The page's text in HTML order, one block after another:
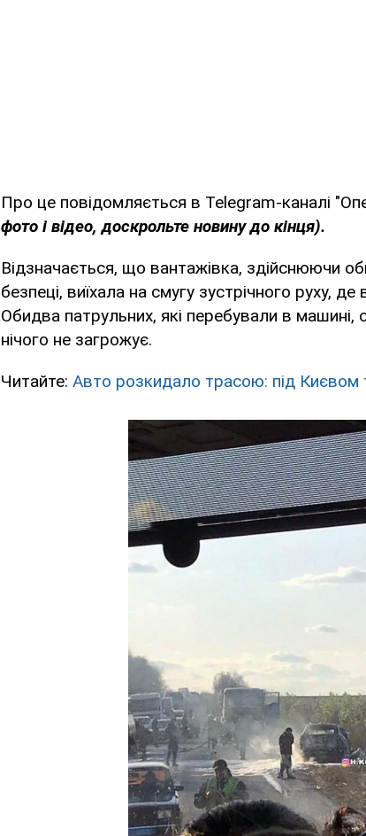
Про це повідомляється в Telegram-каналі
фото і відео, доскрольте новину до кінця).
Відзначається, що вантажівка, здійснюючи
безпеці, виїхала на смугу зустрічного руху,
Обидва патрульних, які перебували в
нічого не загрожує.
Читайте: Авто розкидало трасою: під